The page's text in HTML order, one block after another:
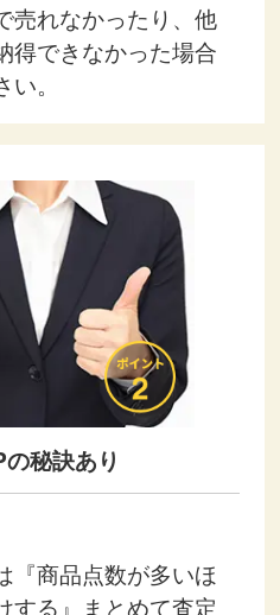
売れなかったり、他
得できなかった場合
。
秘訣あり
『商品点数が多いほ
する』まとめて査定